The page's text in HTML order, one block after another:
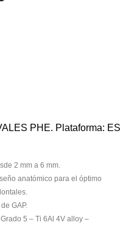
PHE. Plataforma: ES
2 mm a 6 mm.
anatómico para el óptimo
GAP.
5 – Ti 6Al 4V alloy –